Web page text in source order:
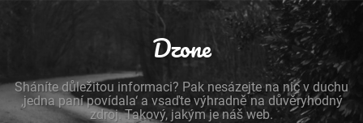
Dzone
Sháníte důležitou informaci? Pak nesázejte na nic v duchu
‚jedna paní povídala‘ a vsaďte výhradně na důvěryhodný
zdroj. Takový, jakým je náš web.